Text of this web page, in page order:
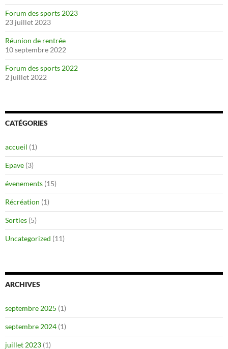
Forum des sports 2023
23 juillet 2023
Réunion de rentrée
10 septembre 2022
Forum des sports 2022
2 juillet 2022
CATÉGORIES
accueil (1)
Epave (3)
évenements (15)
Récréation (1)
Sorties (5)
Uncategorized (11)
ARCHIVES
septembre 2025 (1)
septembre 2024 (1)
juillet 2023 (1)